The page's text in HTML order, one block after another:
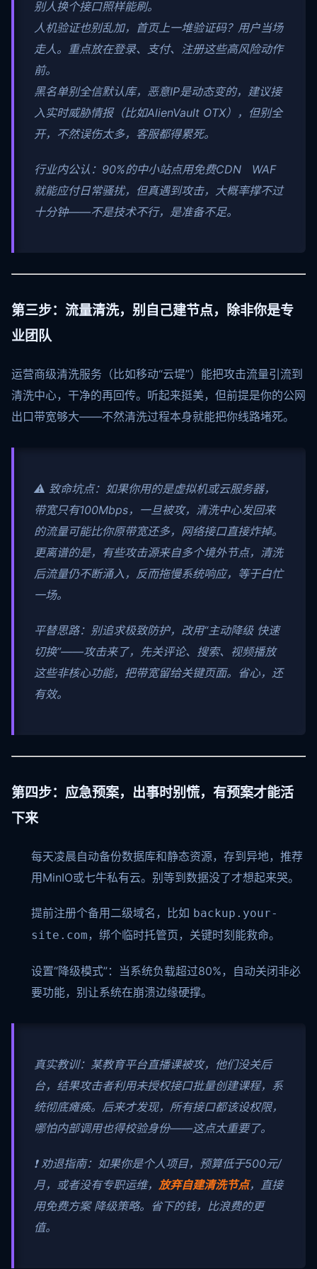
别人换个接口照样能刷。
人机验证也别乱加，首页上一堆验证码？用户当场
走人。重点放在登录、支付、注册这些高风险动作
前。
黑名单别全信默认库，恶意IP是动态变的，建议接
入实时威胁情报（比如AlienVault OTX），但别全
开，不然误伤太多，客服都得累死。
行业内公认：90%的中小站点用免费CDN WAF
就能应付日常骚扰，但真遇到攻击，大概率撑不过
十分钟——不是技术不行，是准备不足。
第三步：流量清洗，别自己建节点，除非你是专
业团队
运营商级清洗服务（比如移动“云堤”）能把攻击流量引流到
清洗中心，干净的再回传。听起来挺美，但前提是你的公网
出口带宽够大——不然清洗过程本身就能把你线路堵死。
⚠️ 致命坑点：如果你用的是虚拟机或云服务器，
带宽只有100Mbps，一旦被攻，清洗中心发回来
的流量可能比你原带宽还多，网络接口直接炸掉。
更离谱的是，有些攻击源来自多个境外节点，清洗
后流量仍不断涌入，反而拖慢系统响应，等于白忙
一场。
平替思路：别追求极致防护，改用“主动降级 快速
切换”——攻击来了，先关评论、搜索、视频播放
这些非核心功能，把带宽留给关键页面。省心，还
有效。
第四步：应急预案，出事时别慌，有预案才能活
下来
每天凌晨自动备份数据库和静态资源，存到异地，推荐
用MinIO或七牛私有云。别等到数据没了才想起来哭。
提前注册个备用二级域名，比如 backup.your-
site.com ，绑个临时托管页，关键时刻能救命。
设置“降级模式”：当系统负载超过80%，自动关闭非必
要功能，别让系统在崩溃边缘硬撑。
真实教训：某教育平台直播课被攻，他们没关后
台，结果攻击者利用未授权接口批量创建课程，系
统彻底瘫痪。后来才发现，所有接口都该设权限，
哪怕内部调用也得校验身份——这点太重要了。
❗ 劝退指南：如果你是个人项目，预算低于500元/
月，或者没有专职运维， 放弃自建清洗节点，直接
用免费方案 降级策略。省下的钱，比浪费的更
值。